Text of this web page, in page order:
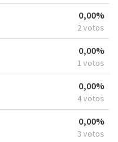
0,00%
2 votos
0,00%
1 votos
0,00%
4 votos
0,00%
3 votos